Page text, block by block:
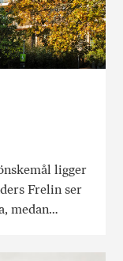
ligger
Frelin ser
medan…